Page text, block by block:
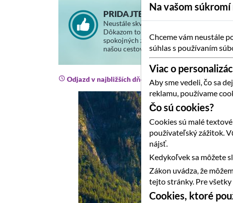
PRIDAJTE SA K SPOKOJNÝM
Neustále skvalitňujeme svoje služby.
Dôkazom toho je stále väčší počet
spokojných zákazníkov, ktorí cestujú s
našou cestovnou agentúrou.
Odjazd v najbližších dňoch
Na vašom súkromí
Chceme vám neustále
súhlas s používaním
Viac o
Aby sme vedeli, čo sa
reklamu, používame
Čo sú cookies?
Cookies sú malé
používateľský zážitok.
nájsť.
Kedykoľvek sa môžete
Zákon uvádza, že
tejto stránky. Pre
Cookies, ktoré